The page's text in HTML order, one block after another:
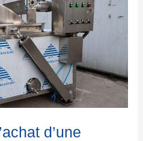
d’une